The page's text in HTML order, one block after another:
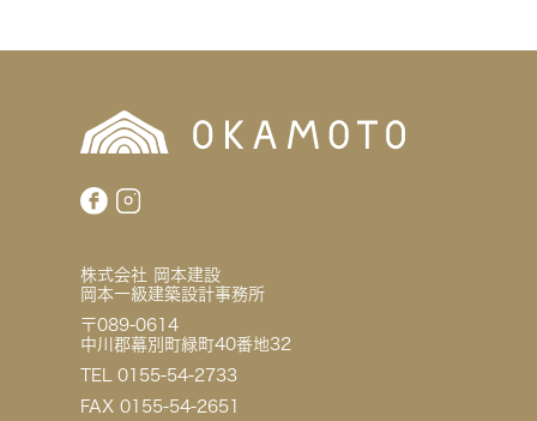
株式会社 岡本建設
岡本一級建築設計事務所
〒089-0614
中川郡幕別町緑町40番地32
TEL 0155-54-2733
FAX 0155-54-2651